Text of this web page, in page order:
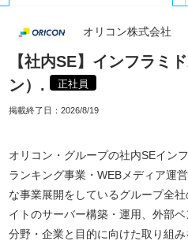
オリコン株式会社
【社内SE】インフラミ
ン）.
正社員
掲載終了日： 2026/8/19
オリコン・グループの社内SEイン
ランキング事業・WEBメディア運
な事業展開をしているグループ全
イトのサーバー構築・運用、外部
分野・企業と目的に向けた取り組み